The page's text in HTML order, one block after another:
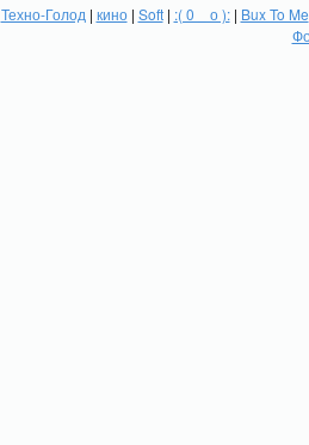
Техно-Голод | кино| Soft| :( 0 _ о ):| Bux To Me